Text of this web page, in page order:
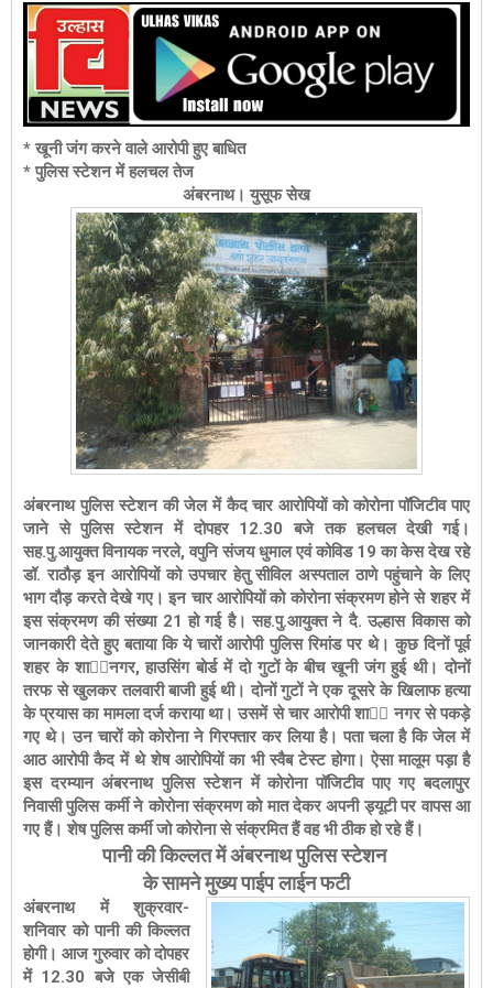
* खूनी जंग करने वाले आरोपी हुए बाधित
* पुलिस स्टेशन में हलचल तेज
अंबरनाथ। युसूफ सेख
अंबरनाथ पुलिस स्टेशन की जेल में कैद चार आरोपियों को कोरोना पॉजिटीव पाए
जाने से पुलिस स्टेशन में दोपहर 12.30 बजे तक हलचल देखी गई।
सह.पु.आयुक्त विनायक नरले, वपुनि संजय धुमाल एवं कोविड 19 का केस देख रहे
डॉ. राठौड़ इन आरोपियों को उपचार हेतु सीविल अस्पताल ठाणे पहुंचाने के लिए
भाग दौड़ करते देखे गए। इन चार आरोपियों को कोरोना संक्रमण होने से शहर में
इस संक्रमण की संख्या 21 हो गई है। सह.पु.आयुक्त ने दै. उल्हास विकास को
जानकारी देते हुए बताया कि ये चारों आरोपी पुलिस रिमांड पर थे। कुछ दिनों पूर्व
शहर के शाीनगर, हाउसिंग बोर्ड में दो गुटों के बीच खूनी जंग हुई थी। दोनों
तरफ से खुलकर तलवारी बाजी हुई थी। दोनों गुटों ने एक दूसरे के खिलाफ हत्या
के प्रयास का मामला दर्ज कराया था। उसमें से चार आरोपी शाी नगर से पकड़े
गए थे। उन चारों को कोरोना ने गिरफ्तार कर लिया है। पता चला है कि जेल में
आठ आरोपी कैद में थे शेष आरोपियों का भी स्वैब टेस्ट होगा। ऐसा मालूम पड़ा है
इस दरम्यान अंबरनाथ पुलिस स्टेशन में कोरोना पॉजिटीव पाए गए बदलापुर
निवासी पुलिस कर्मी ने कोरोना संक्रमण को मात देकर अपनी ड्यूटी पर वापस आ
गए हैं। शेष पुलिस कर्मी जो कोरोना से संक्रमित हैं वह भी ठीक हो रहे हैं।
पानी की किल्लत में अंबरनाथ पुलिस स्टेशन
के सामने मुख्य पाईप लाईन फटी
अंबरनाथ में शुक्रवार-
शनिवार को पानी की किल्लत
होगी। आज गुरुवार को दोपहर
में 12.30 बजे एक जेसीबी